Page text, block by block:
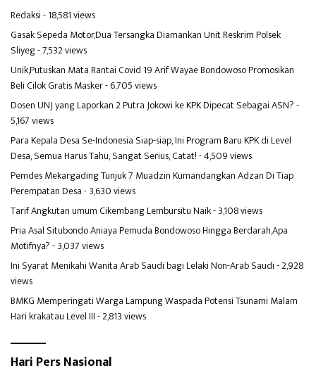
Redaksi- 18,581 views
Gasak Sepeda Motor,Dua Tersangka Diamankan Unit Reskrim Polsek
Sliyeg- 7,532 views
Unik,Putuskan Mata Rantai Covid 19 Arif Wayae Bondowoso Promosikan
Beli Cilok Gratis Masker- 6,705 views
Dosen UNJ yang Laporkan 2 Putra Jokowi ke KPK Dipecat Sebagai ASN?-
5,167 views
Para Kepala Desa Se-Indonesia Siap-siap, Ini Program Baru KPK di Level
Desa, Semua Harus Tahu, Sangat Serius, Catat!- 4,509 views
Pemdes Mekargading Tunjuk 7 Muadzin Kumandangkan Adzan Di Tiap
Perempatan Desa- 3,630 views
Tarif Angkutan umum Cikembang Lembursitu Naik- 3,108 views
Pria Asal Situbondo Aniaya Pemuda Bondowoso Hingga Berdarah,Apa
Motifnya?- 3,037 views
Ini Syarat Menikahi Wanita Arab Saudi bagi Lelaki Non-Arab Saudi- 2,928
views
BMKG Memperingati Warga Lampung Waspada Potensi Tsunami Malam
Hari krakatau Level III- 2,813 views
Hari Pers Nasional